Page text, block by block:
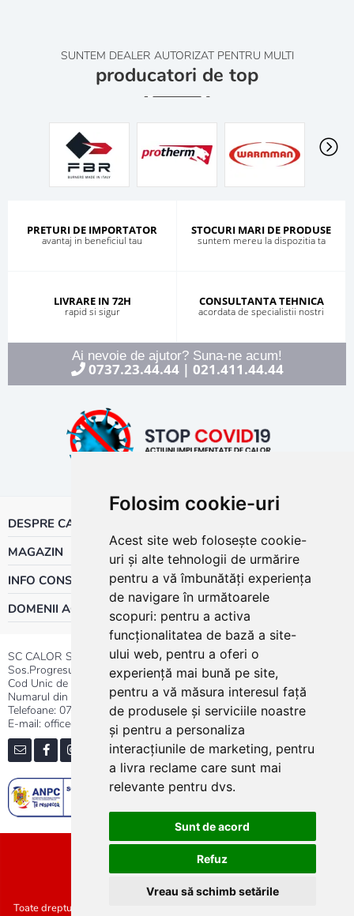
Folosim cookie-uri
Acest site web folosește cookie-
uri și alte tehnologii de urmărire
pentru a vă îmbunătăți experiența
de navigare în următoarele
scopuri: pentru a activa
funcționalitatea de bază a site-
ului web, pentru a oferi o
experiență mai bună pe site,
pentru a vă măsura interesul față
de produsele și serviciile noastre
și pentru a personaliza
interacțiunile de marketing, pentru
a livra reclame care sunt mai
relevante pentru dvs.
Sunt de acord
Refuz
Vreau să schimb setările
SUNTEM DEALER AUTORIZAT PENTRU MULTI
producatori de top
PRETURI DE IMPORTATOR
avantaj in beneficiul tau
STOCURI MARI DE PRODUSE
suntem mereu la dispozitia ta
LIVRARE IN 72H
rapid si sigur
CONSULTANTA TEHNICA
acordata de specialistii nostri
Ai nevoie de ajutor? Suna-ne acum!
0737.23.44.44| 021.411.44.44
DESPRE CALOR
MAGAZIN
INFO CONSUMATOR
DOMENII ACTIVITATE
SC CALOR SRL
Sos.Progresului nr.30-40, Sector 5, Bucuresti
Cod Unic de Inregistrare: RO 3004724
Numarul din Registrul Comertului:J40/13176/1991
Telefoane: 0737.23.44.44|021.411.44.44
E-mail: office@calor.ro
Toate drepturile rezervate SC Calor SRL :: Copyright 2021 :: Realizat de